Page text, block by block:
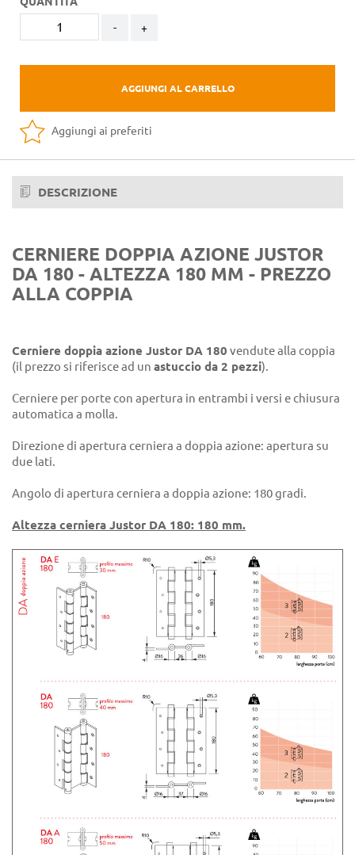
- +
AGGIUNGI AL CARRELLO
Aggiungi ai preferiti
DESCRIZIONE
CERNIERE DOPPIA AZIONE JUSTOR
DA 180 - ALTEZZA 180 MM - PREZZO
ALLA COPPIA
Cerniere doppia azione Justor DA 180 vendute alla coppia
(il prezzo si riferisce ad un astuccio da 2 pezzi).
Cerniere per porte con apertura in entrambi i versi e chiusura
automatica a molla.
Direzione di apertura cerniera a doppia azione: apertura su
due lati.
Angolo di apertura cerniera a doppia azione: 180 gradi.
Altezza cerniera Justor DA 180: 180 mm.